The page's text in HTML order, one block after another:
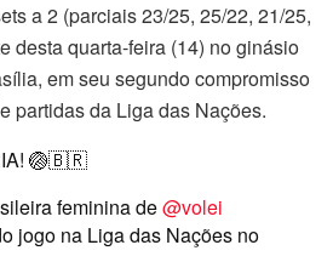
a 2 (parciais 23/25, 25/22, 21/25,
desta quarta-feira (14) no ginásio
em seu segundo compromisso
partidas da Liga das Nações.
🏐🇧🇷
feminina de@volei
jogo na Liga das Nações no